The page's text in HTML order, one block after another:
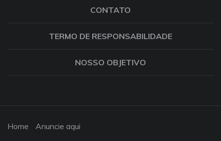
CONTATO
TERMO DE RESPONSABILIDADE
NOSSO OBJETIVO
Home Anuncie aqui